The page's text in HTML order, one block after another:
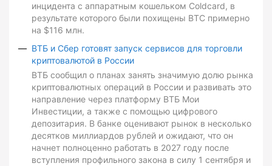
инцидента с аппаратным кошельком Coldcard, в
результате которого были похищены BTC примерно
на $116 млн.
ВТБ и Сбер готовят запуск сервисов для торговли
криптовалютой в России
ВТБ сообщил о планах занять значимую долю рынка
криптовалютных операций в России и развивать это
направление через платформу ВТБ Мои
Инвестиции, а также с помощью цифрового
депозитария. В банке оценивают рынок в несколько
десятков миллиардов рублей и ожидают, что он
начнет полноценно работать в 2027 году после
вступления профильного закона в силу 1 сентября и